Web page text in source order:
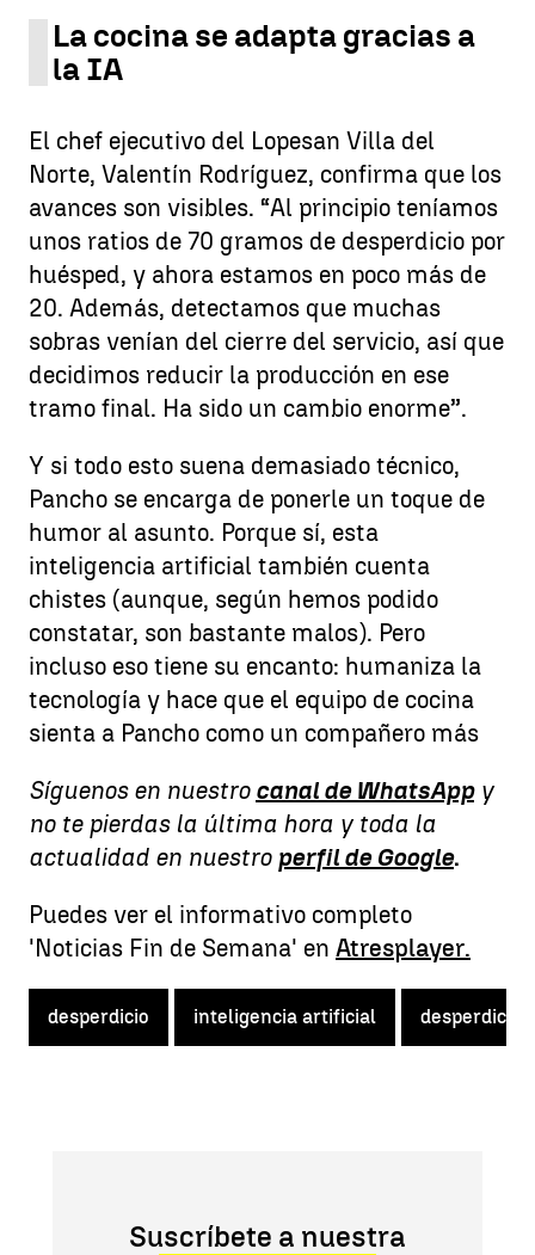
La cocina se adapta gracias a
la IA
El chef ejecutivo del Lopesan Villa del
Norte, Valentín Rodríguez, confirma que los
avances son visibles. “Al principio teníamos
unos ratios de 70 gramos de desperdicio por
huésped, y ahora estamos en poco más de
20. Además, detectamos que muchas
sobras venían del cierre del servicio, así que
decidimos reducir la producción en ese
tramo final. Ha sido un cambio enorme”.
Y si todo esto suena demasiado técnico,
Pancho se encarga de ponerle un toque de
humor al asunto. Porque sí, esta
inteligencia artificial también cuenta
chistes (aunque, según hemos podido
constatar, son bastante malos). Pero
incluso eso tiene su encanto: humaniza la
tecnología y hace que el equipo de cocina
sienta a Pancho como un compañero más
Síguenos en nuestro canal de WhatsAppy
no te pierdas la última hora y toda la
actualidad en nuestro perfil de Google.
Puedes ver el informativo completo
'Noticias Fin de Semana' en Atresplayer.
desperdicio inteligencia artificial desperdicio
Suscríbete a nuestra